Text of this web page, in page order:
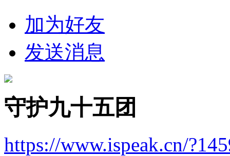
加为好友
发送消息
守护九十五团
https://www.ispeak.cn/